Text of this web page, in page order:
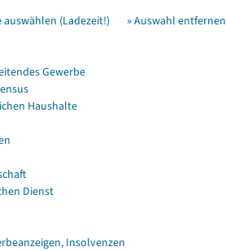
auswählen (Ladezeit!) » Auswahl entfernen
Gewerbe
Haushalte
Dienst
Insolvenzen